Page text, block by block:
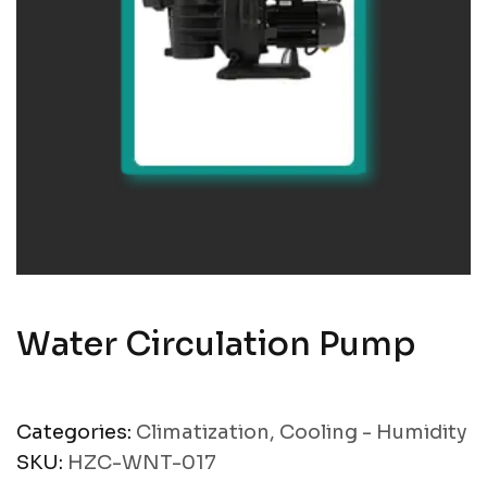
Water Circulation Pump
Categories: Climatization, Cooling - Humidity
SKU: HZC-WNT-017